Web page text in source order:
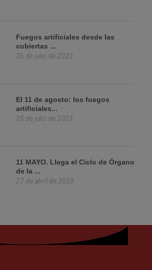
Fuegos artificiales desde las
cubiertas ...
26 de julio de 2023
El 11 de agosto: los fuegos
artificiales...
25 de julio de 2023
11 MAYO. Llega el Ciclo de Órgano
de la ...
27 de abril de 2023